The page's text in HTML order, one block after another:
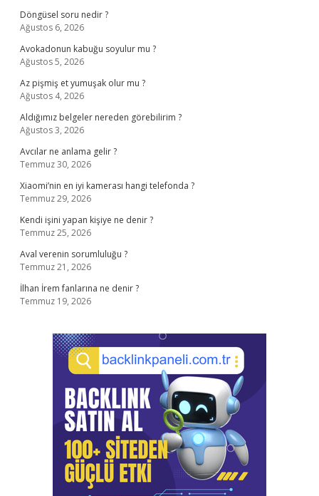
Döngüsel soru nedir ?
Ağustos 6, 2026
Avokadonun kabuğu soyulur mu ?
Ağustos 5, 2026
Az pişmiş et yumuşak olur mu ?
Ağustos 4, 2026
Aldığımız belgeler nereden görebilirim ?
Ağustos 3, 2026
Avcılar ne anlama gelir ?
Temmuz 30, 2026
Xiaomi’nin en iyi kamerası hangi telefonda ?
Temmuz 29, 2026
Kendi işini yapan kişiye ne denir ?
Temmuz 25, 2026
Aval verenin sorumluluğu ?
Temmuz 21, 2026
İlhan İrem fanlarına ne denir ?
Temmuz 19, 2026